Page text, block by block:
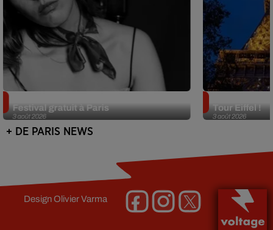
3 août 2026
Festival gratuit à Paris
3 août 2026
Tour Eiffel !
+ DE PARIS NEWS
DesignOlivier Varma